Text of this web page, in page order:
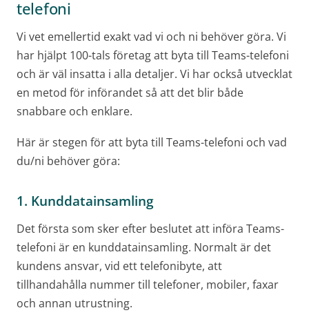
telefoni
Vi vet emellertid exakt vad vi och ni behöver göra. Vi
har hjälpt 100-tals företag att byta till Teams-telefoni
och är väl insatta i alla detaljer. Vi har också utvecklat
en metod för införandet så att det blir både
snabbare och enklare.
Här är stegen för att byta till Teams-telefoni och vad
du/ni behöver göra:
1. Kunddatainsamling
Det första som sker efter beslutet att införa Teams-
telefoni är en kunddatainsamling. Normalt är det
kundens ansvar, vid ett telefonibyte, att
tillhandahålla nummer till telefoner, mobiler, faxar
och annan utrustning.